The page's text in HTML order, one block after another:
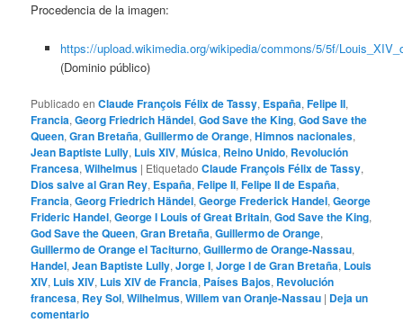
Procedencia de la imagen:
https://upload.wikimedia.org/wikipedia/commons/5/5f/
(Dominio público)
Publicado en Claude François Félix de Tassy, España,Felipe II,
Francia,Georg Friedrich Händel,God Save the King,God Save the
Queen,Gran Bretaña,Guillermo de Orange,Himnos nacionales,
Jean Baptiste Lully, Luis XIV,Música, Reino Unido, Revolución
Francesa,Wilhelmus | Etiquetado Claude François Félix de Tassy,
Dios salve al Gran Rey, España,Felipe II,Felipe II de España,
Francia,Georg Friedrich Händel,George Frederick Handel,George
Frideric Handel,George I Louis of Great Britain,God Save the King,
God Save the Queen,Gran Bretaña,Guillermo de Orange,
Guillermo de Orange el Taciturno,Guillermo de Orange-Nassau,
Handel,Jean Baptiste Lully,Jorge I,Jorge I de Gran Bretaña, Louis
XIV, Luis XIV, Luis XIV de Francia, Países Bajos, Revolución
francesa, Rey Sol,Wilhelmus,Willem van Oranje-Nassau | Deja un
comentario